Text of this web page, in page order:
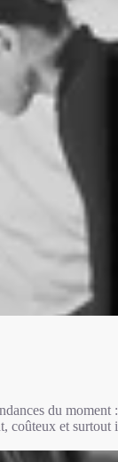
du
coûteux et surtout